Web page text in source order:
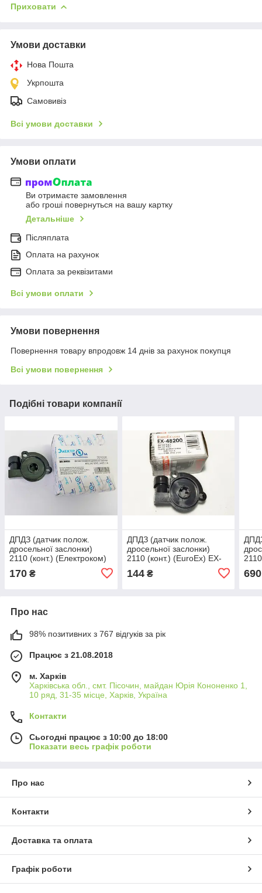
Приховати
Умови доставки
Нова Пошта
Укрпошта
Самовивіз
Всі умови доставки
Умови оплати
Ви отримаєте замовлення
або гроші повернуться на вашу картку
Детальніше
Післяплата
Оплата на рахунок
Оплата за реквізитами
Всі умови оплати
Умови повернення
Повернення товару впродовж 14 днів за рахунок покупця
Всі умови повернення
Подібні товари компанії
ДПДЗ (датчик полож.
дросельної заслонки)
2110 (конт.) (Електрoком)
170 ₴
ДПДЗ (датчик полож.
дросельної заслонки)
2110 (конт.) (EuroEx) EX-
144₴ 690
Про нас
98% позитивних з 767 відгуків за рік
Працює з 21.08.2018
м. Харків
Харківська обл., смт. Пісочин, майдан Юрія Кононенко 1,
10 ряд, 31-35 місце, Харків, Україна
Контакти
Сьогодні працює з 10:00 до 18:00
Показати весь графік роботи
Про нас
Контакти
Доставка та оплата
Графік роботи